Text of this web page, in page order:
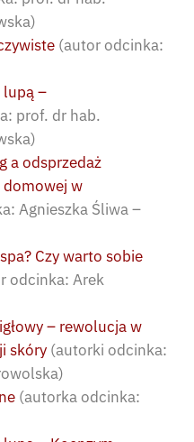
(autor odcinka:
lupą –
prof. dr hab.
a odsprzedaż
w
Agnieszka Śliwa –
Czy warto sobie
odcinka: Arek
– rewolucja w
skóry (autorki odcinka:
(autorka odcinka: